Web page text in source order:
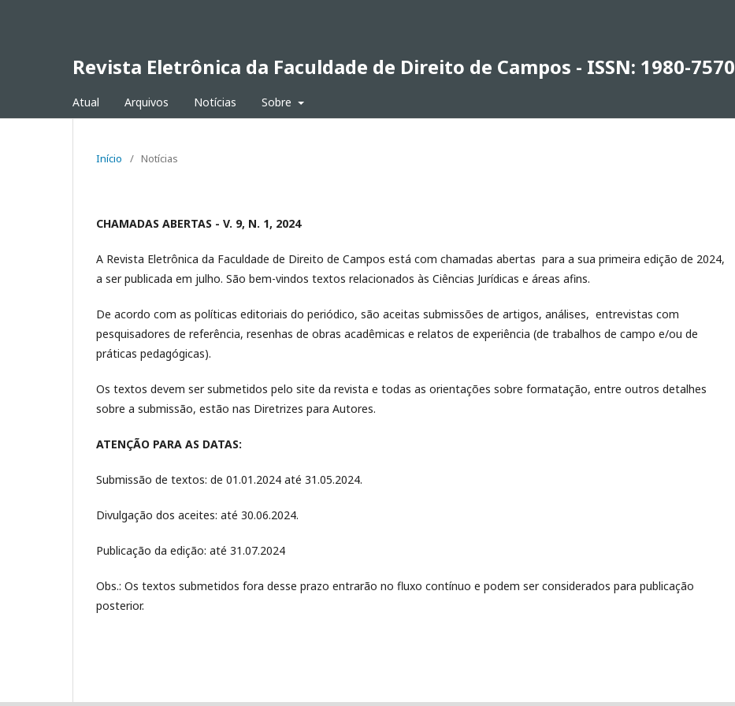
Revista Eletrônica da Faculdade de Direito de Campos - ISSN: 1980-7570
Atual Arquivos Notícias Sobre
Início / Notícias
CHAMADAS ABERTAS - V. 9, N. 1, 2024
A Revista Eletrônica da Faculdade de Direito de Campos está com chamadas abertas para a sua primeira edição de 2024,
a ser publicada em julho. São bem-vindos textos relacionados às Ciências Jurídicas e áreas afins.
De acordo com as políticas editoriais do periódico, são aceitas submissões de artigos, análises, entrevistas com
pesquisadores de referência, resenhas de obras acadêmicas e relatos de experiência (de trabalhos de campo e/ou de
práticas pedagógicas).
Os textos devem ser submetidos pelo site da revista e todas as orientações sobre formatação, entre outros detalhes
sobre a submissão, estão nas Diretrizes para Autores.
ATENÇÃO PARA AS DATAS:
Submissão de textos: de 01.01.2024 até 31.05.2024.
Divulgação dos aceites: até 30.06.2024.
Publicação da edição: até 31.07.2024
Obs.: Os textos submetidos fora desse prazo entrarão no fluxo contínuo e podem ser considerados para publicação
posterior.